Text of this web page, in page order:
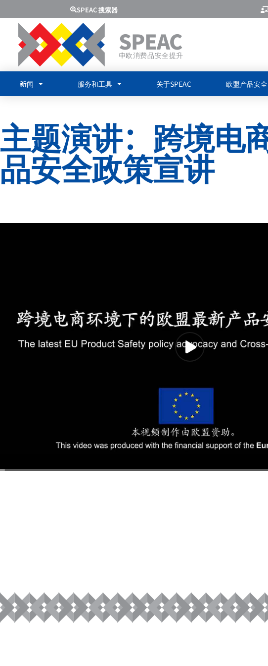
SPEAC 搜索器
SPEAC
中欧消费品安全提升
新闻 服务和工具 关于SPEAC 欧盟产品安全
主题演讲：跨境电
品安全政策宣讲